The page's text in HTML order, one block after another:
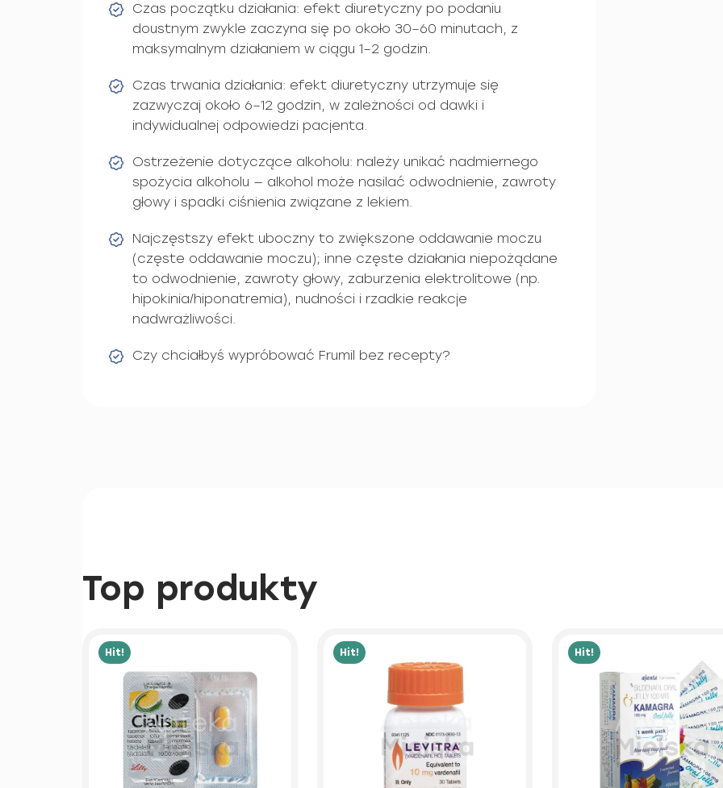
Czas początku działania: efekt diuretyczny po podaniu
doustnym zwykle zaczyna się po około 30–60 minutach, z
maksymalnym działaniem w ciągu 1–2 godzin.
Czas trwania działania: efekt diuretyczny utrzymuje się
zazwyczaj około 6–12 godzin, w zależności od dawki i
indywidualnej odpowiedzi pacjenta.
Ostrzeżenie dotyczące alkoholu: należy unikać nadmiernego
spożycia alkoholu — alkohol może nasilać odwodnienie, zawroty
głowy i spadki ciśnienia związane z lekiem.
Najczęstszy efekt uboczny to zwiększone oddawanie moczu
(częste oddawanie moczu); inne częste działania niepożądane
to odwodnienie, zawroty głowy, zaburzenia elektrolitowe (np.
hipokinia/hiponatremia), nudności i rzadkie reakcje
nadwrażliwości.
Czy chciałbyś wypróbować Frumil bez recepty?
Top produkty
Hit! Hit! Hit!